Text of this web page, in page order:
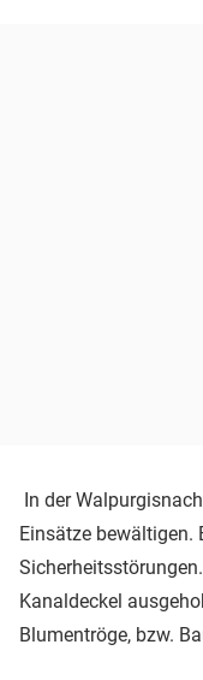
In der
Einsätze bewältigen.
Kanaldeckel
Blumentröge, bzw.